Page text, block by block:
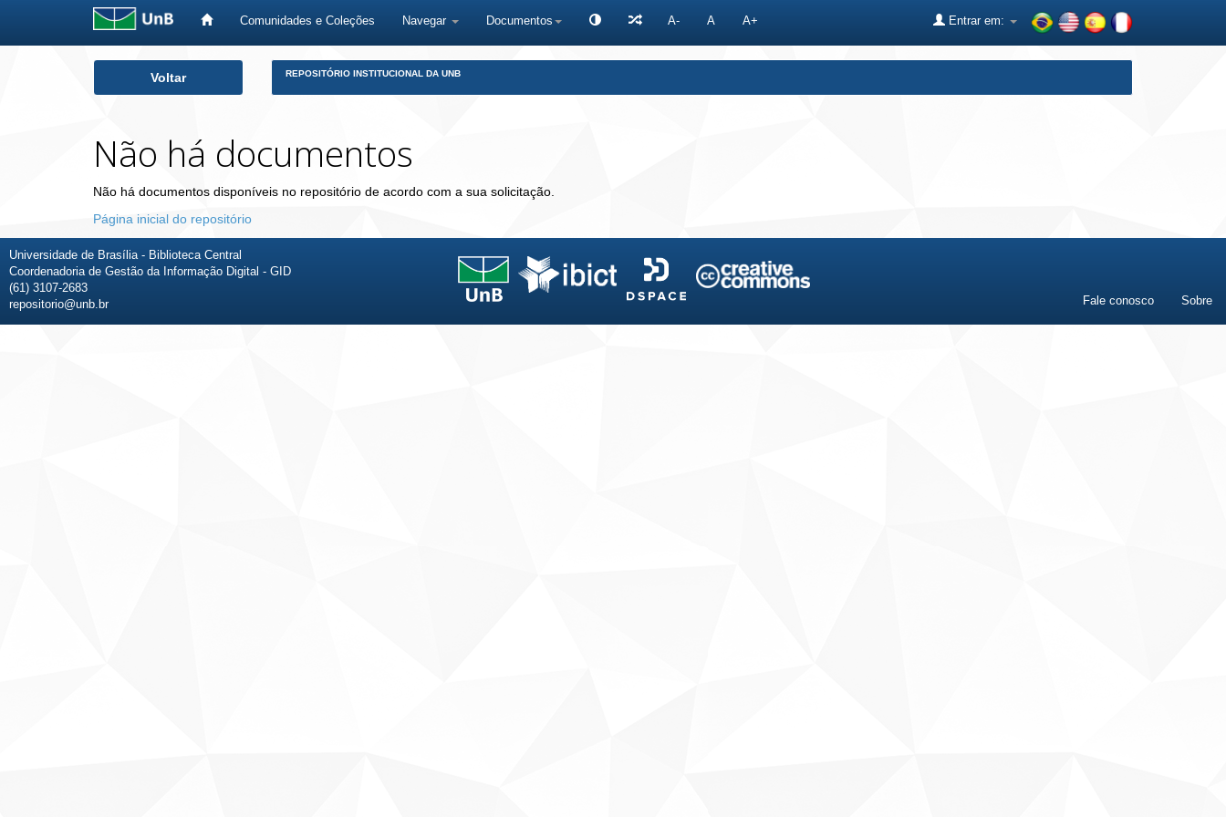
Comunidades e Coleções Navegar Documentos A- A A+ Entrar em:
Voltar REPOSITÓRIO INSTITUCIONAL DA UNB
Não há documentos
Não há documentos disponíveis no repositório de acordo com a sua solicitação.
Página inicial do repositório
Universidade de Brasília - Biblioteca Central
Coordenadoria de Gestão da Informação Digital - GID
(61) 3107-2683
repositorio@unb.br
Fale conosco Sobre